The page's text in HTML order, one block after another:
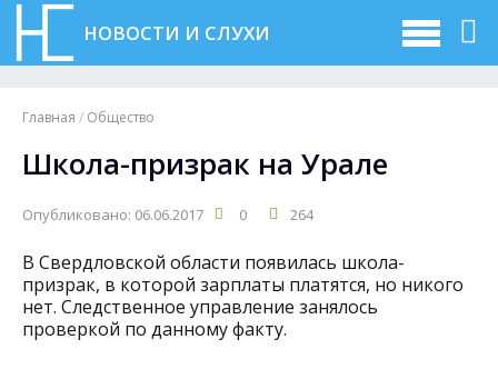
НОВОСТИ И СЛУХИ
Главная / Общество
Школа-призрак на Урале
Опубликовано: 06.06.2017 0 264
В Свердловской области появилась школа-
призрак, в которой зарплаты платятся, но никого
нет. Следственное управление занялось
проверкой по данному факту.